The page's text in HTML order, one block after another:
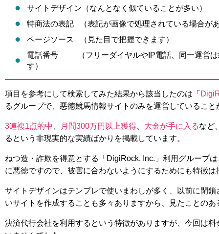
サイトデザイン（なんとなく似ていることが多い）
特商法の表記 （表記が画像で処理されている場合が
ページソース （見た目で把握できます）
電話番号 （フリーダイヤルやIP電話、同一運営は
す）
項目を参考にして検索してみた結果から該当したのは「
るグループで、悪徳競馬情報サイトのみを運営しているこ
3連複1点的中 月間300万円以上獲得 大金が手に入るなど
るという非現実的な実績ばかりを掲載しています。
ねつ造・詐欺を得意とする「DigiRock, Inc.」利用グループ
に悪徳ですので、被害に合わないようにするためにも特徴
サイトデザインはテンプレで使いまわしが多く、以前に閉
いサイトを作成することも多々ありますから、見たことの
決済代行会社を利用するという特徴がありますが、今回は